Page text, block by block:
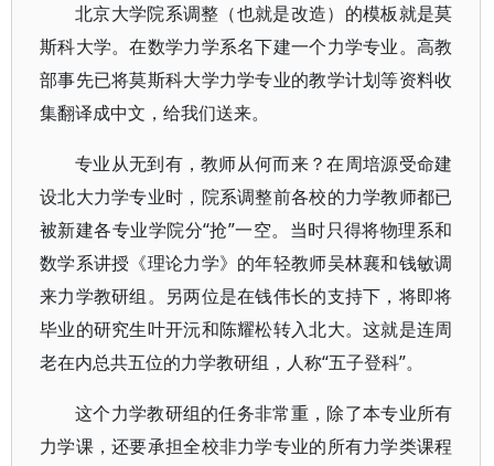
北京大学院系调整（也就是改造）的模板就是莫
斯科大学。在数学力学系名下建一个力学专业。高教
部事先已将莫斯科大学力学专业的教学计划等资料收
集翻译成中文，给我们送来。
专业从无到有，教师从何而来？在周培源受命建
设北大力学专业时，院系调整前各校的力学教师都已
被新建各专业学院分“抢”一空。当时只得将物理系和
数学系讲授《理论力学》的年轻教师吴林襄和钱敏调
来力学教研组。另两位是在钱伟长的支持下，将即将
毕业的研究生叶开沅和陈耀松转入北大。这就是连周
老在内总共五位的力学教研组，人称“五子登科”。
这个力学教研组的任务非常重，除了本专业所有
力学课，还要承担全校非力学专业的所有力学类课程